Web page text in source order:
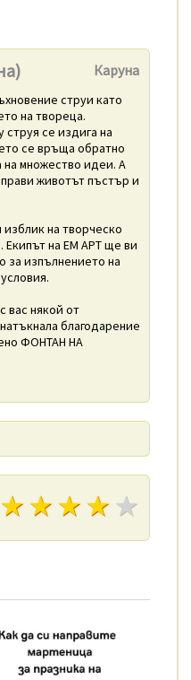
Каруна
струи като
на твореца.
струя се издига на
се връща обратно
множество идеи. А
животът пъстър и
на творческо
Екипът на ЕМ АРТ ще ви
за изпълнението на
вас някой от
благодарение
ФОНТАН НА
4
3 звезди
2 звезди
1 звезди